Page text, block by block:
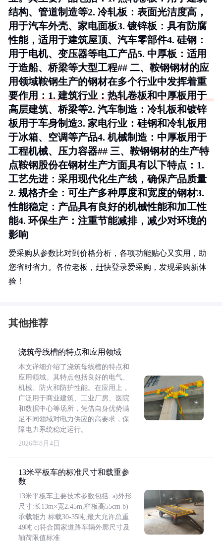
结构、管道制造等2. 冷轧板 ：表面光洁度高，
用于汽车外壳、家电面板3.镀锌板 ：具有防腐
性能，适用于建筑屋顶、汽车零部件4. 硅钢 ：
用于电机、变压器等电工产品5. 中厚板 ：适用
于造船、桥梁等大型工程## 二、鞍钢钢材的应
用领域鞍钢生产的钢材在多个行业中发挥着重
要作用：1. 建筑行业 ：热轧卷板和中厚板用于
高层建筑、桥梁等2. 汽车制造 ：冷轧板和镀锌
板用于车身制造3. 家电行业 ：硅钢和冷轧板用
于冰箱、空调等产品4. 机械制造 ：中厚板用于
工程机械、压力容器## 三、鞍钢钢材的生产特
点鞍钢股份在钢材生产方面具有以下特点：1.
工艺先进 ：采用现代化生产线，确保产品质量
2. 规格齐全：可生产多种厚度和宽度的钢材3.
性能稳定 ：产品具有良好的机械性能和加工性
能4.环保生产 ：注重节能减排，减少对环境的
影响
爱采购从参数比对到价格分析，各项功能贴心又实用，助
您省时省力。各位老板，赶快登录爱采购，发现采购新体
验！
其他推荐
浇筑母线槽的特点和应用领域
本文详细介绍了浇筑母线槽的特点和
应用领域。其特点包括良好的电气、
机械、防火和防护性能。在应用上，
广泛用于商业建筑、工业厂房、医院
和数据中心等场所，凭借自身优势满
足不同领域对电力供应的高要求，保
障电力系统稳定运行。
2026年8月4日
13米平板车的标准尺寸和载重参
数
13米平板车主要技术参数包括: a)外形
尺寸:长13m×宽2.45m,栏板高55cm b)
承载能力:标载30-35吨,最大允许总重
49吨 c)符合国家道路车辆外廓尺寸及
轴荷限值标准